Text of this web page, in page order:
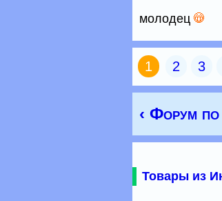
молодец
1 2 3
‹ Форум
Товары из